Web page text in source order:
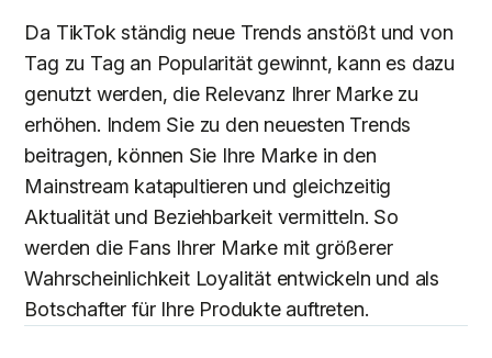
Da TikTok ständig neue Trends anstößt und von
Tag zu Tag an Popularität gewinnt, kann es dazu
genutzt werden, die Relevanz Ihrer Marke zu
erhöhen. Indem Sie zu den neuesten Trends
beitragen, können Sie Ihre Marke in den
Mainstream katapultieren und gleichzeitig
Aktualität und Beziehbarkeit vermitteln. So
werden die Fans Ihrer Marke mit größerer
Wahrscheinlichkeit Loyalität entwickeln und als
Botschafter für Ihre Produkte auftreten.